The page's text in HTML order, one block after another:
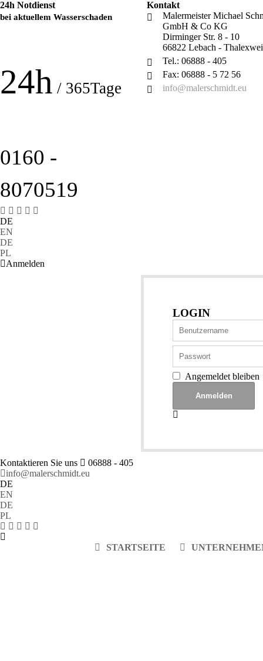
24h Notdienst
bei aktuellem Wasserschaden
24h / 365Tage
0160 -
8070519
Kontakt
Malermeister Michael
GmbH & Co KG
Dirminger Str. 8 - 10
66822 Lebach -
Tel.: 06888 - 405
Fax: 06888 - 5 72 56
info@malerschmidt.eu
DE
EN
DE
PL
Anmelden
LOGIN
Angemeldet bleiben
Kontaktieren Sie uns
06888 - 405
info@malerschmidt.eu
DE
EN
DE
PL
STARTSEITE